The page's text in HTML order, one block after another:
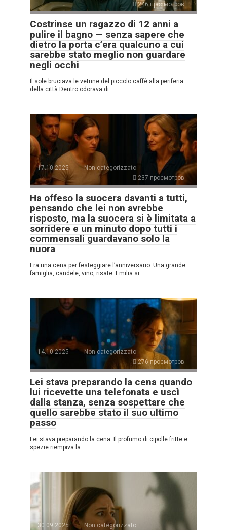
246 просмотров
Costrinse un ragazzo di 12 anni a
pulire il bagno — senza sapere che
dietro la porta c’era qualcuno a cui
sarebbe stato meglio non guardare
negli occhi
Il sole bruciava le vetrine del piccolo caffè alla periferia
della città.Dentro odorava di
17.10.2025
Non categorizzato
237 просмотров
Ha offeso la suocera davanti a tutti,
pensando che lei non avrebbe
risposto, ma la suocera si è limitata a
sorridere e un minuto dopo tutti i
commensali guardavano solo la
nuora
Era una cena per festeggiare l’anniversario. Una grande
famiglia, candele, vino, risate. Emilia si
14.10.2025
Non categorizzato
276 просмотров
Lei stava preparando la cena quando
lui ricevette una telefonata e uscì
dalla stanza, senza sospettare che
quello sarebbe stato il suo ultimo
passo
Lei stava preparando la cena. Il profumo di cipolle fritte e
spezie riempiva la
30.09.2025
Non categorizzato